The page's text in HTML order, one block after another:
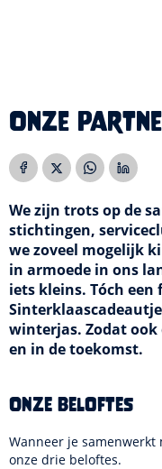
Onze
We zijn trots op de
stichtingen,
we zoveel mogelijk
in armoede in ons
iets kleins. Tóch een
winterjas. Zodat ook
en in de toekomst.
Onze beloftes
Wanneer je
onze drie beloftes.